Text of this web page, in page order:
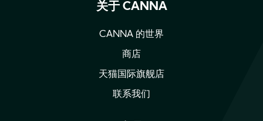
关于 CANNA
CANNA 的世界
商店
天猫国际旗舰店
联系我们